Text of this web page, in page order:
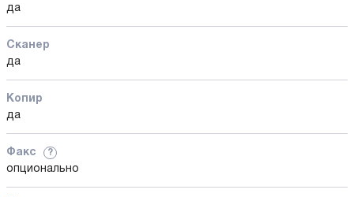
да
Сканер
да
Копир
да
Факс ?
опционально